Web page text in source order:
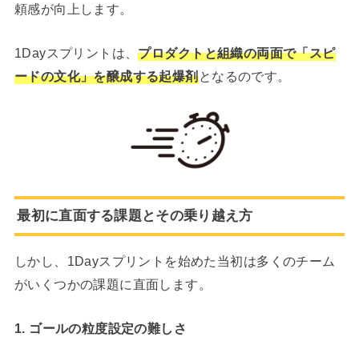
頼感が向上します。
1Dayスプリントは、プロダクトと組織の両面で「スピ
ードの文化」を醸成する起爆剤となるのです。
最初に直面する課題とその乗り越え方
しかし、1Dayスプリントを始めた当初は多くのチーム
がいくつかの課題に直面します。
1. ゴールの粒度設定の難しさ